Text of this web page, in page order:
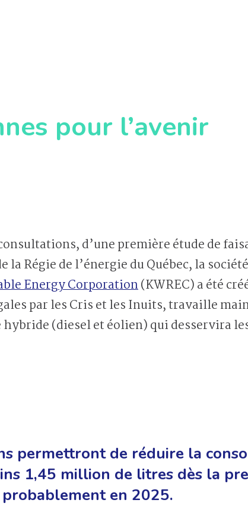
pour l’avenir
d’une première étude de
la Régie de l’énergie du Québec, la société
Energy Corporation(KWREC) a été
par les Cris et les Inuits, travaille
hybride (diesel et éolien) qui desservira
permettront de réduire la
1,45 million de litres dès la
en 2025.